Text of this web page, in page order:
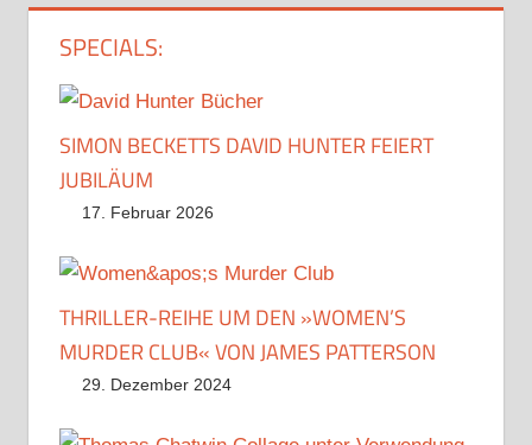
SPECIALS:
SIMON BECKETTS DAVID HUNTER FEIERT
JUBILÄUM
17. Februar 2026
THRILLER-REIHE UM DEN »WOMEN’S
MURDER CLUB« VON JAMES PATTERSON
29. Dezember 2024